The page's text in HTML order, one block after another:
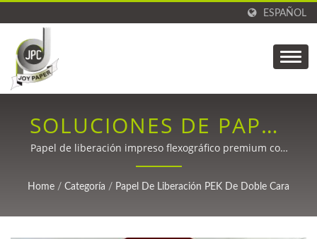
ESPAÑOL
SOLUCIONES DE PAPEL
DE LIBERACIÓN PEK
IMPRESO AVANZADO
POR AMBOS LADOS
Papel de liberación impreso flexográfico premium con
recubrimiento de PE personalizable y tratamiento de
silicona para un rendimiento industrial superior
Home / Categoría / Papel De Liberación PEK De Doble Cara